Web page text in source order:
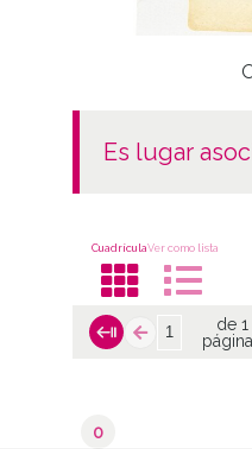
es lugar
CuadrículaVer como lista
de 1
0